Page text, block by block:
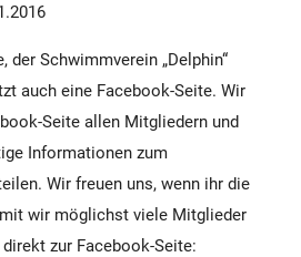
der Schwimmverein „Delphin“
auch eine Facebook-Seite. Wir
Seite allen Mitgliedern und
Informationen zum
Wir freuen uns, wenn ihr die
wir möglichst viele Mitglieder
zur Facebook-Seite: